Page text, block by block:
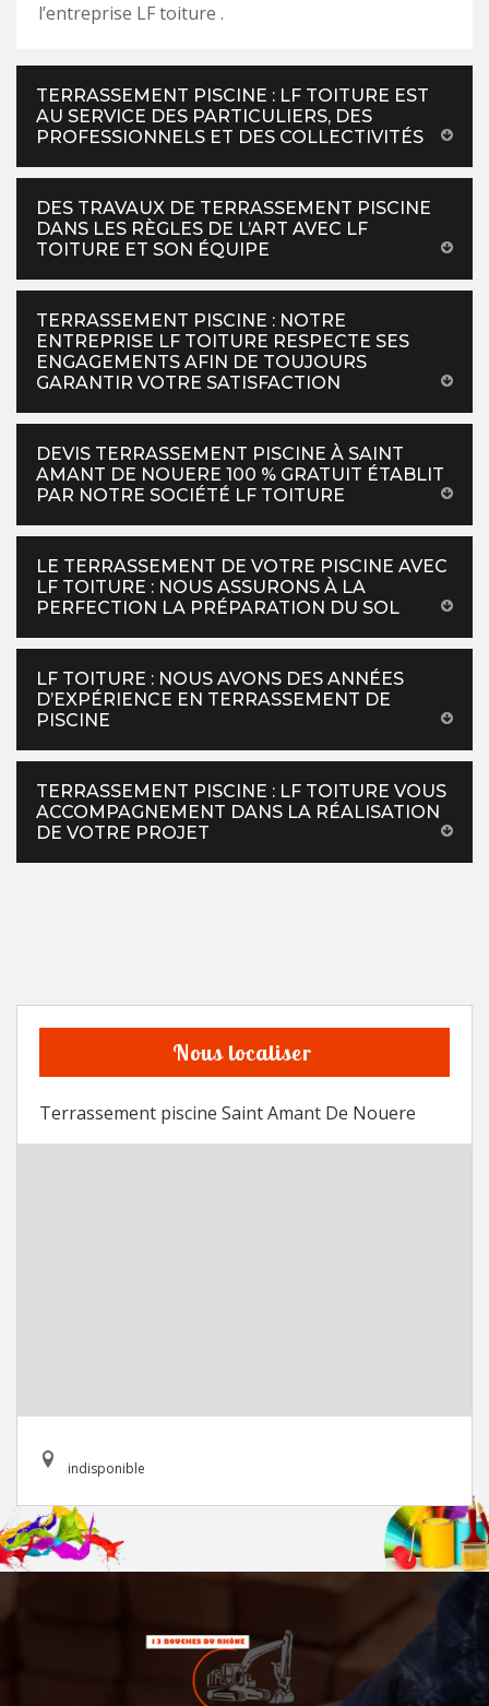
l’entreprise LF toiture .
TERRASSEMENT PISCINE : LF TOITURE EST
AU SERVICE DES PARTICULIERS, DES
PROFESSIONNELS ET DES COLLECTIVITÉS
DES TRAVAUX DE TERRASSEMENT PISCINE
DANS LES RÈGLES DE L’ART AVEC LF
TOITURE ET SON ÉQUIPE
TERRASSEMENT PISCINE : NOTRE
ENTREPRISE LF TOITURE RESPECTE SES
ENGAGEMENTS AFIN DE TOUJOURS
GARANTIR VOTRE SATISFACTION
DEVIS TERRASSEMENT PISCINE À SAINT
AMANT DE NOUERE 100 % GRATUIT ÉTABLIT
PAR NOTRE SOCIÉTÉ LF TOITURE
LE TERRASSEMENT DE VOTRE PISCINE AVEC
LF TOITURE : NOUS ASSURONS À LA
PERFECTION LA PRÉPARATION DU SOL
LF TOITURE : NOUS AVONS DES ANNÉES
D’EXPÉRIENCE EN TERRASSEMENT DE
PISCINE
TERRASSEMENT PISCINE : LF TOITURE VOUS
ACCOMPAGNEMENT DANS LA RÉALISATION
DE VOTRE PROJET
Nous localiser
Terrassement piscine Saint Amant De Nouere
indisponible